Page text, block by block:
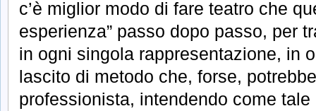
c’è miglior modo di fare teatro che
esperienza” passo dopo passo, per
in ogni singola rappresentazione, in
lascito di metodo che, forse,
professionista, intendendo come